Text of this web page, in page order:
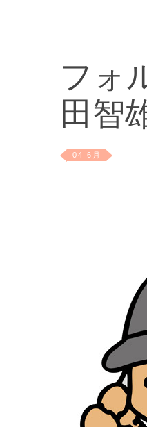
フォ
田智
04 6月